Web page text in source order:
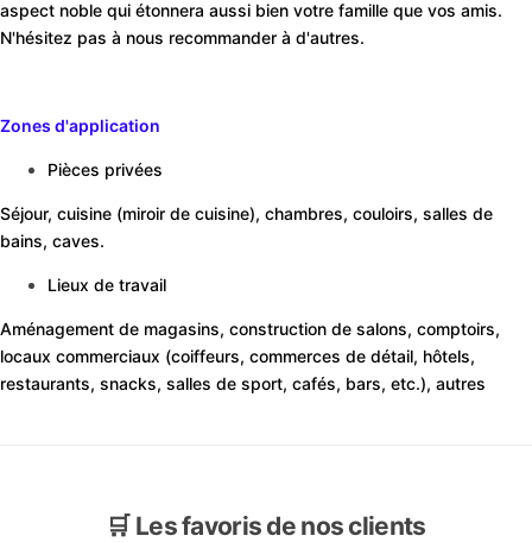
aspect noble qui étonnera aussi bien votre famille que vos amis.
N'hésitez pas à nous recommander à d'autres.
Zones d'application
Pièces privées
Séjour, cuisine (miroir de cuisine), chambres, couloirs, salles de
bains, caves.
Lieux de travail
Aménagement de magasins, construction de salons, comptoirs,
locaux commerciaux (coiffeurs, commerces de détail, hôtels,
restaurants, snacks, salles de sport, cafés, bars, etc.), autres
🛒 Les favoris de nos clients